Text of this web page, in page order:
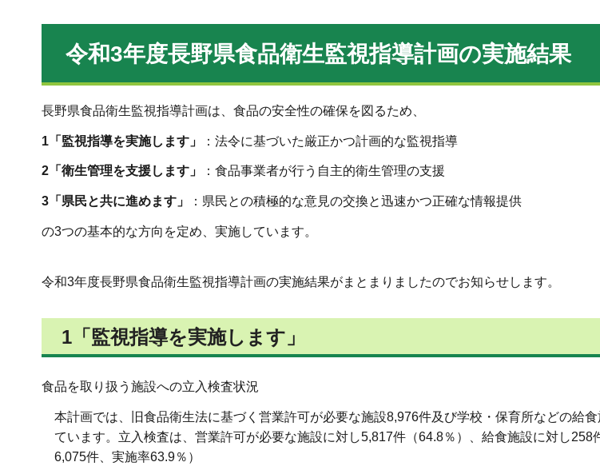
令和3年度長野県食品衛生監視指導計画の実施結果
長野県食品衛生監視指導計画は、食品の安全性の確保を図るため、
1「監視指導を実施します」 ：法令に基づいた厳正かつ計画的な監視指導
2「衛生管理を支援します」 ：食品事業者が行う自主的衛生管理の支援
3「県民と共に進めます」 ：県民との積極的な意見の交換と迅速かつ正確な情報提供
の3つの基本的な方向を定め、実施しています。
令和3年度長野県食品衛生監視指導計画の実施結果がまとまりましたのでお知らせします。
1「監視指導を実施します」
食品を取り扱う施設への立入検査状況
本計画では、旧食品衛生法に基づく営業許可が必要な施設8,976件及び学校・保育所などの給
ています。立入検査は、営業許可が必要な施設に対し5,817件（64.8％）、給食施設に対し258
6,075件、実施率63.9％）